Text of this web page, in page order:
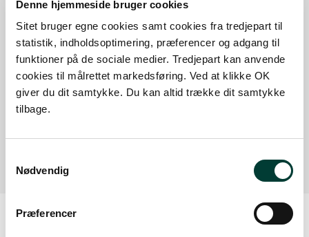
Denne hjemmeside bruger cookies
Sitet bruger egne cookies samt cookies fra tredjepart til
statistik, indholdsoptimering, præferencer og adgang til
funktioner på de sociale medier. Tredjepart kan anvende
cookies til målrettet markedsføring. Ved at klikke OK
giver du dit samtykke. Du kan altid trække dit samtykke
tilbage.
Nødvendig
Præferencer
Med offentlig transport
Google Maps
Læs mere